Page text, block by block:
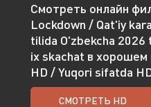
Смотреть онлайн
Lockdown / Qat'iy
tilida O'zbekcha
ix skachat в хорошем
HD / Yuqori sifatda
СМОТРЕТЬ HD